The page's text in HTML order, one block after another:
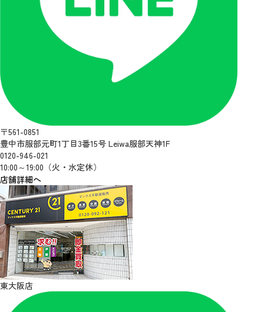
〒561-0851
豊中市服部元町1丁目3番15号 Leiwa服部天神1F
0120-946-021
10:00～19:00（火・水定休）
店舗詳細へ
東大阪店